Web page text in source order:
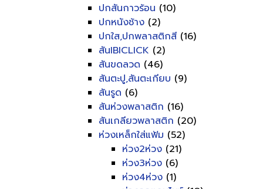
ปกสันกาวร้อน (10)
ปกหนังช้าง (2)
ปกใส,ปกพลาสติกสี (16)
สันIBICLICK (2)
สันขดลวด (46)
สันตะปู,สันตะเกียบ (9)
สันรูด (6)
สันห่วงพลาสติก (16)
สันเกลียวพลาสติก (20)
ห่วงเหล็กใส่แฟ้ม (52)
ห่วง2ห่วง (21)
ห่วง3ห่วง (6)
ห่วง4ห่วง (1)